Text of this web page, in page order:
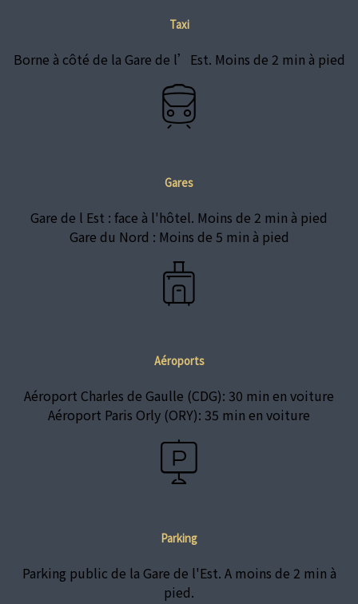
Taxi
Borne à côté de la Gare de l’Est. Moins de 2 min à pied
Gares
Gare de l Est : face à l'hôtel. Moins de 2 min à pied
Gare du Nord : Moins de 5 min à pied
Aéroports
Aéroport Charles de Gaulle (CDG): 30 min en voiture
Aéroport Paris Orly (ORY): 35 min en voiture
Parking
Parking public de la Gare de l'Est. A moins de 2 min à
pied.